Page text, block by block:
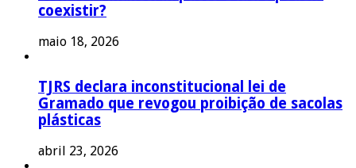
coexistir?
maio 18, 2026
TJRS declara inconstitucional lei de
Gramado que revogou proibição de sacolas
plásticas
abril 23, 2026